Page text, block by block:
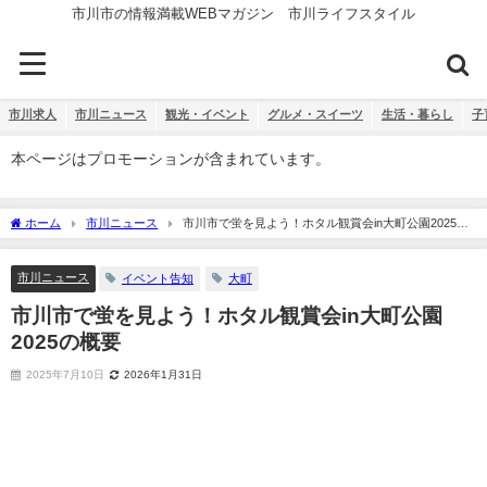
市川市の情報満載WEBマガジン 市川ライフスタイル
市川求人 市川ニュース 観光・イベント グルメ・スイーツ 生活・暮らし 子
本ページはプロモーションが含まれています。
ホーム 市川ニュース
市川市で蛍を見よう！ホタル観賞会in大町公園2025の
概要
市川ニュース イベント告知 大町
市川市で蛍を見よう！ホタル観賞会in大町公園
2025の概要
2025年7月10日 2026年1月31日